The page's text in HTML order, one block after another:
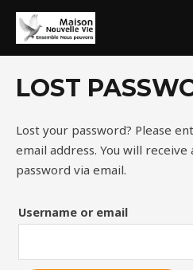
Aller
contenu
LOST
Lost your password? Please
email address. You will
password via email.
Username or email